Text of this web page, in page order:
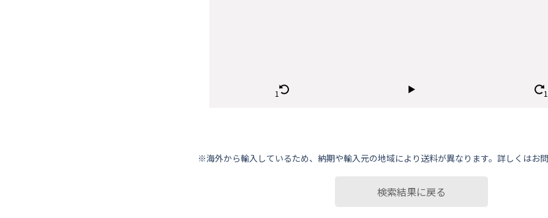
※海外から輸⼊しているため、納期や輸⼊元の地域により送料が異なります。詳しくはお問
検索結果に戻る